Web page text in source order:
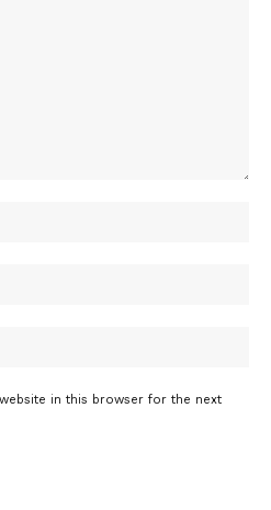
in this browser for the next